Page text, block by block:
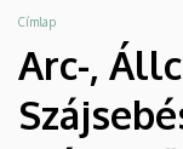
Klinika
Morzsa
Címlap
Arc-,